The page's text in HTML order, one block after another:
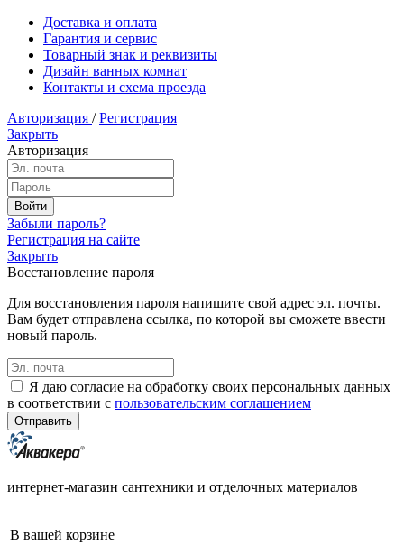
Доставка и оплата
Гарантия и сервис
Товарный знак и реквизиты
Дизайн ванных комнат
Контакты и схема проезда
Авторизация / Регистрация
Закрыть
Авторизация
Забыли пароль?
Регистрация на сайте
Закрыть
Восстановление пароля
Для восстановления пароля напишите свой адрес эл. почты.
Вам будет отправлена ссылка, по которой вы сможете ввести
новый пароль.
Я даю согласие на обработку своих персональных данных
в соответствии с пользовательским соглашением
интернет-магазин сантехники и отделочных материалов
В вашей корзине